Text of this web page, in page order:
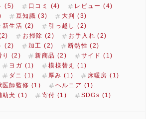
(5) 口コミ (4)
レビュー (4)
豆知識 (3)
大判 (3)
新生活 (2)
引っ越し (2)
お掃除 (2)
お手入れ (2)
(2) 加工 (2)
断熱性 (2)
り (2) 新商品 (2)
サイド (1)
ヨガ (1)
模様替え (1)
ダニ (1) 厚み (1)
床暖房 (1)
医師監修 (1)
ヘルニア (1)
助犬 (1) 寄付 (1) SDGs (1)